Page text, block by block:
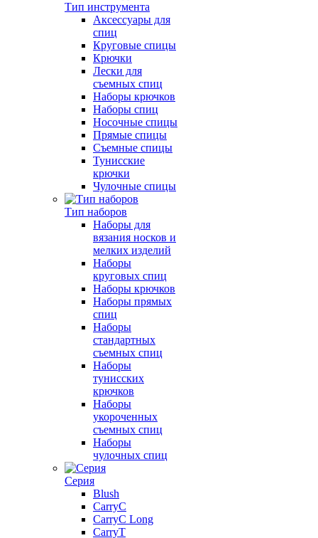
Тип инструмента
Аксессуары для
спиц
Круговые спицы
Крючки
Лески для
съемных спиц
Наборы крючков
Наборы спиц
Носочные спицы
Прямые спицы
Съемные спицы
Тунисские
крючки
Чулочные спицы
Тип наборов
Наборы для
вязания носков и
мелких изделий
Наборы
круговых спиц
Наборы крючков
Наборы прямых
спиц
Наборы
стандартных
съемных спиц
Наборы
тунисских
крючков
Наборы
укороченных
съемных спиц
Наборы
чулочных спиц
Серия
Blush
CarryC
CarryC Long
CarryT